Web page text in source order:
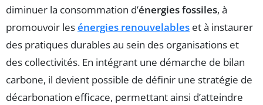
diminuer la consommation d’énergies fossiles, à
promouvoir lesénergies renouvelables et à instaurer
des pratiques durables au sein des organisations et
des collectivités. En intégrant une démarche de bilan
carbone, il devient possible de définir une stratégie de
décarbonation efficace, permettant ainsi d’atteindre